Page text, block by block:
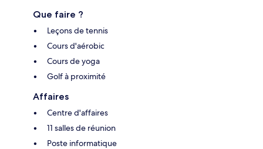
Que faire ?
Leçons de tennis
Cours d'aérobic
Cours de yoga
Golf à proximité
Affaires
Centre d'affaires
11 salles de réunion
Poste informatique